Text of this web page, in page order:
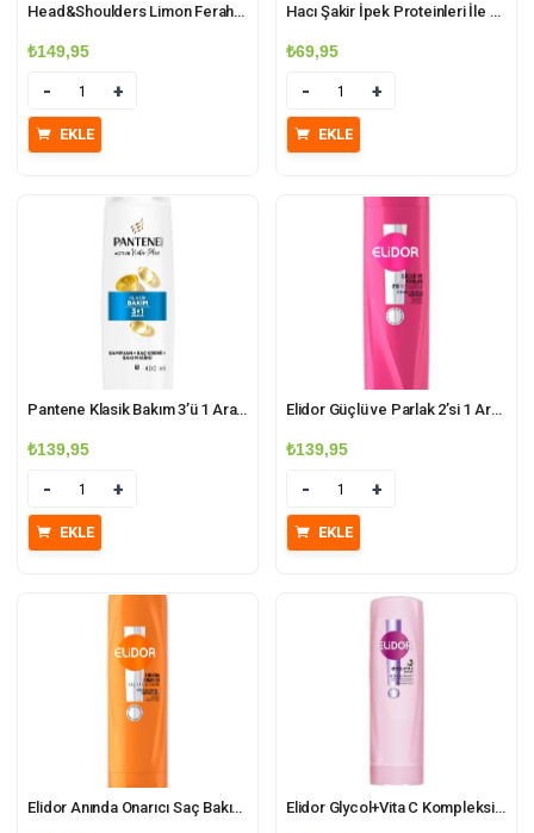
Head&Shoulders Limon Ferahlığı 2’si 1 Arada Kepeğe Karşı Etkili Şampuan+Saç Bakım Kremi 300ml
₺149,95
Miktar
EKLE
Hacı Şakir İpek Proteinleri İle Kına Saç Kremi 450ml
₺69,95
Miktar
EKLE
Pantene Klasik Bakım 3’ü 1 Arada 400ml Şampuan+Saç Kremi+Bakım Kürü
₺139,95
Miktar
EKLE
Elidor Güçlü ve Parlak 2’si 1 Arada Şampuan ve Bakım Kremi 400ml Seramid-Parlaklık Kompleksi
₺139,95
Miktar
EKLE
Elidor Anında Onarıcı Saç Bakım Kremi 350ml Peptit-Onarım Kompleksi %3 Elidor Glycol+Vita C Kompleksi %3 Saç Bakım Kremi 350ml